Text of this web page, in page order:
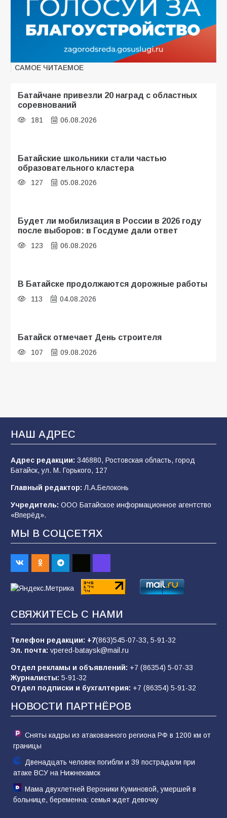
САМОЕ ЧИТАЕМОЕ
Батайчане привезли 20 наград с областных
соревнований
181 06.08.2026
Батайские школьники стали частью
образовательного кластера
127 05.08.2026
Будет ли мобилизация в России в 2026 году
после выборов: в Госдуме дали ответ
123 06.08.2026
В Батайске продолжаются дорожные работы
113 04.08.2026
Батайск отмечает День строителя
107 09.08.2026
Батайским спортсменам вручили награды
Командовал боем до последнего: герой
65 05.08.2026
В библиотеке имени М.Ю. Лермонтова
состоялось литературно-творческое
65 07.08.2026
«Слухи — не указ»: почему разговоры о
64 07.08.2026
НАШ АДРЕС
Адрес редакции: 346880, Ростовская область, город
Батайск, ул. М. Горького, 127
Главный редактор: Л.А.Белоконь
Учредитель: ООО Батайское информационное агентство
«Вперёд».
МЫ В СОЦСЕТЯХ
СВЯЖИТЕСЬ С НАМИ
Телефон редакции: +7(863)545-07-33, 5-91-32
Эл. почта: vpered-bataysk@mail.ru
Отдел рекламы и объявлений: +7 (86354) 5-07-33
Журналисты: 5-91-32
Отдел подписки и бухгалтерия: +7 (86354) 5-91-32
НОВОСТИ ПАРТНЁРОВ
Сняты кадры из атакованного региона РФ в 1200 км от
границы
Двенадцать человек погибли и 39 пострадали при
атаке ВСУ на Нижнекамск
Мама двухлетней Вероники Куминовой, умершей в
больнице, беременна: семья ждет девочку